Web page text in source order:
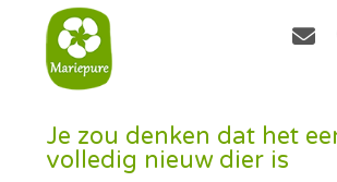
Je zou denken dat het
volledig nieuw dier is